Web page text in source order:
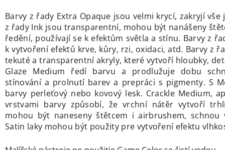
Barvy z řady Extra Opaque jsou velmi krycí, zakryjí
z řady Ink jsou transparentní, mohou být nanášeny
ředění, používají se k efektům světla a stínu. Barvy z
k vytvoření efektů krve, kůry, rzi, oxidaci, atd. Barvy z
tekuté a transparentní akryly, které vytvoří hloubky,
Glaze Medium ředí barvu a prodlužuje dobu
stínování a prolnutí barev a prepráci s pigmenty. S
barvy perleťový nebo kovový lesk. Crackle Medium,
vrstvami barvy způsobí, že vrchní nátěr vytvoří
mohou být naneseny štětcem i airbrushem, schnou
Satin laky mohou být použity pre vytvoření efektu